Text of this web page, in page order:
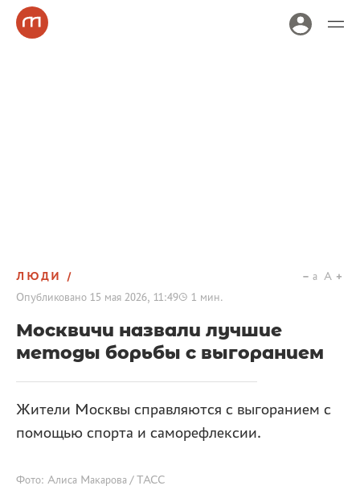
ЛЮДИ
Опубликовано 15 мая 2026, 11:49 1 мин.
a A
Москвичи назвали лучшие
методы борьбы с выгоранием
Жители Москвы справляются с выгоранием с
помощью спорта и саморефлексии.
Фото: Алиса Макарова / ТАСС